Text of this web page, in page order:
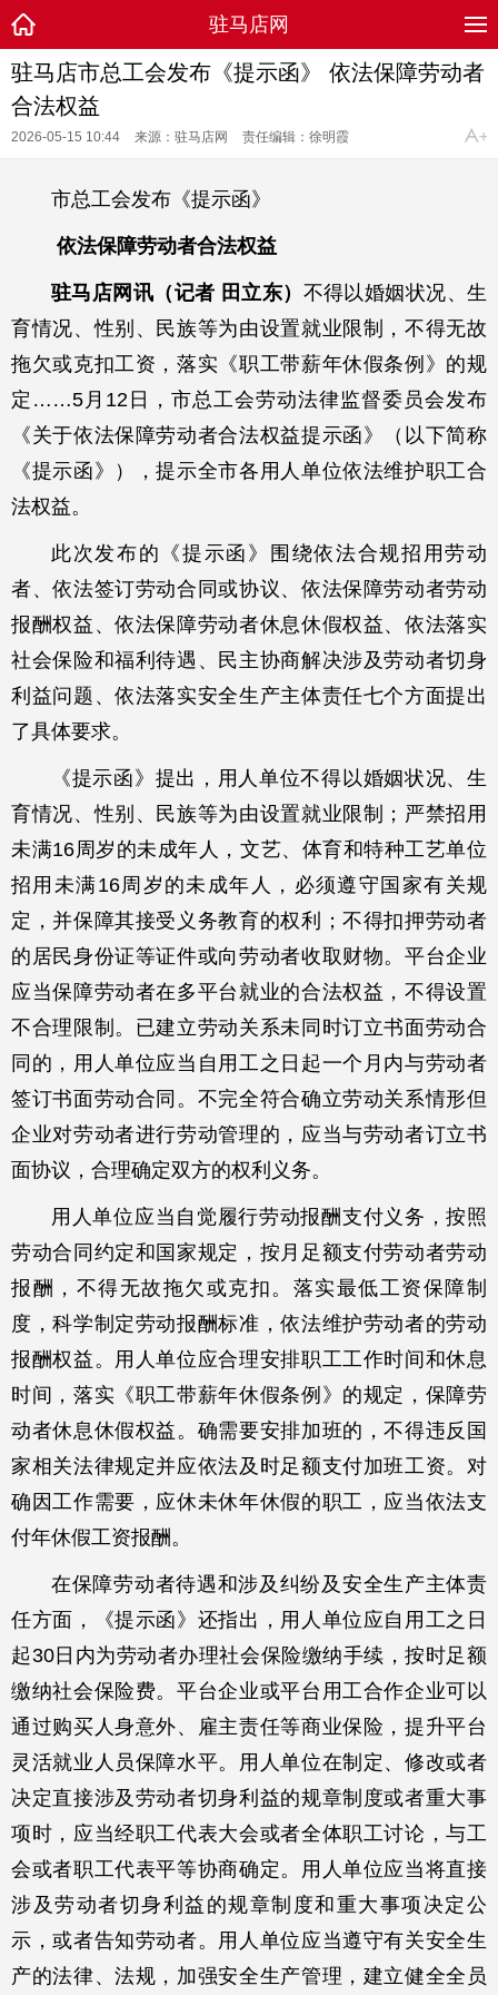
驻马店网
驻马店市总工会发布《提示函》 依法保障劳动者
合法权益
2026-05-15 10:44 来源：驻马店网 责任编辑：徐明霞
市总工会发布《提示函》
依法保障劳动者合法权益
驻马店网讯（记者 田立东） 不得以婚姻状况、生
育情况、性别、民族等为由设置就业限制，不得无故
拖欠或克扣工资，落实《职工带薪年休假条例》的规
定……5月12日，市总工会劳动法律监督委员会发布
《关于依法保障劳动者合法权益提示函》（以下简称
《提示函》），提示全市各用人单位依法维护职工合
法权益。
此次发布的《提示函》围绕依法合规招用劳动
者、依法签订劳动合同或协议、依法保障劳动者劳动
报酬权益、依法保障劳动者休息休假权益、依法落实
社会保险和福利待遇、民主协商解决涉及劳动者切身
利益问题、依法落实安全生产主体责任七个方面提出
了具体要求。
《提示函》提出，用人单位不得以婚姻状况、生
育情况、性别、民族等为由设置就业限制；严禁招用
未满16周岁的未成年人，文艺、体育和特种工艺单位
招用未满16周岁的未成年人，必须遵守国家有关规
定，并保障其接受义务教育的权利；不得扣押劳动者
的居民身份证等证件或向劳动者收取财物。平台企业
应当保障劳动者在多平台就业的合法权益，不得设置
不合理限制。已建立劳动关系未同时订立书面劳动合
同的，用人单位应当自用工之日起一个月内与劳动者
签订书面劳动合同。不完全符合确立劳动关系情形但
企业对劳动者进行劳动管理的，应当与劳动者订立书
面协议，合理确定双方的权利义务。
用人单位应当自觉履行劳动报酬支付义务，按照
劳动合同约定和国家规定，按月足额支付劳动者劳动
报酬，不得无故拖欠或克扣。落实最低工资保障制
度，科学制定劳动报酬标准，依法维护劳动者的劳动
报酬权益。用人单位应合理安排职工工作时间和休息
时间，落实《职工带薪年休假条例》的规定，保障劳
动者休息休假权益。确需要安排加班的，不得违反国
家相关法律规定并应依法及时足额支付加班工资。对
确因工作需要，应休未休年休假的职工，应当依法支
付年休假工资报酬。
在保障劳动者待遇和涉及纠纷及安全生产主体责
任方面，《提示函》还指出，用人单位应自用工之日
起30日内为劳动者办理社会保险缴纳手续，按时足额
缴纳社会保险费。平台企业或平台用工合作企业可以
通过购买人身意外、雇主责任等商业保险，提升平台
灵活就业人员保障水平。用人单位在制定、修改或者
决定直接涉及劳动者切身利益的规章制度或者重大事
项时，应当经职工代表大会或者全体职工讨论，与工
会或者职工代表平等协商确定。用人单位应当将直接
涉及劳动者切身利益的规章制度和重大事项决定公
示，或者告知劳动者。用人单位应当遵守有关安全生
产的法律、法规，加强安全生产管理，建立健全全员